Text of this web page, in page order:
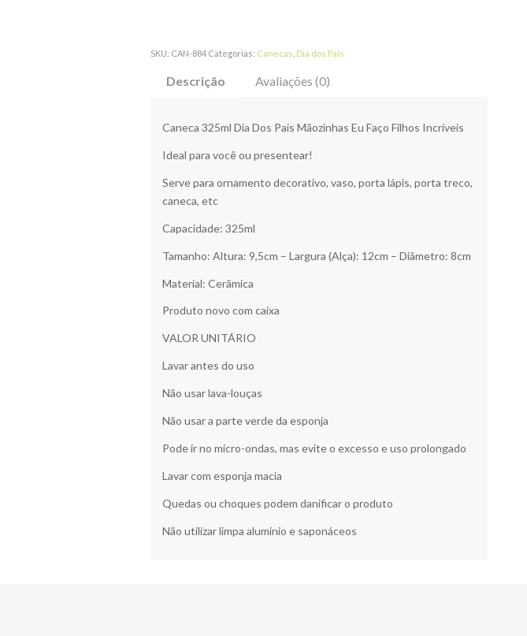
SKU: CAN-884 Categorias: Canecas Dia dos Pais
Descrição Avaliações (0)
Caneca 325ml Dia Dos Pais Mãozinhas Eu Faço Filhos Incríveis
Ideal para você ou presentear!
Serve para ornamento decorativo, vaso, porta lápis, porta treco,
caneca, etc
Capacidade: 325ml
Tamanho: Altura: 9,5cm – Largura (Alça): 12cm – Diâmetro: 8cm
Material: Cerâmica
Produto novo com caixa
VALOR UNITÁRIO
Lavar antes do uso
Não usar lava-louças
Não usar a parte verde da esponja
Pode ir no micro-ondas, mas evite o excesso e uso prolongado
Lavar com esponja macia
Quedas ou choques podem danificar o produto
Não utilizar limpa alumínio e saponáceos